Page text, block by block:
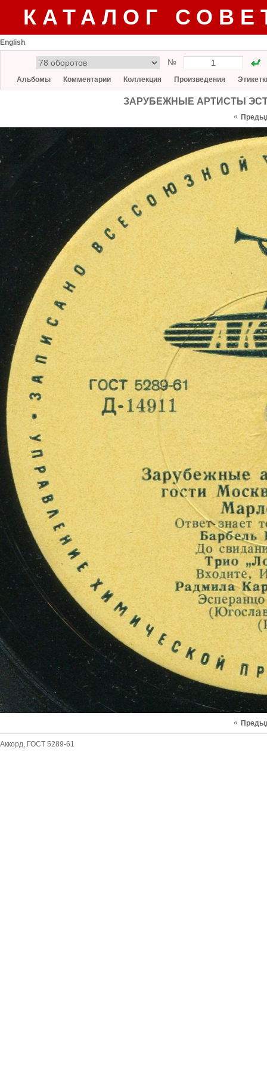
КАТАЛОГ
English
№
Альбомы Комментарии Коллекция Произведения
ЗАРУБЕЖНЫЕ АРТИСТЫ
«
«
Аккорд, ГОСТ 5289-61